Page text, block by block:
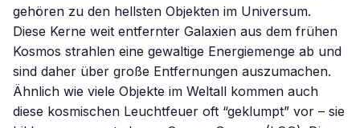
gehören zu den hellsten Objekten im Universum.
Diese Kerne weit entfernter Galaxien aus dem frühen
Kosmos strahlen eine gewaltige Energiemenge ab und
sind daher über große Entfernungen auszumachen.
Ähnlich wie viele Objekte im Weltall kommen auch
diese kosmischen Leuchtfeuer oft “geklumpt” vor – sie